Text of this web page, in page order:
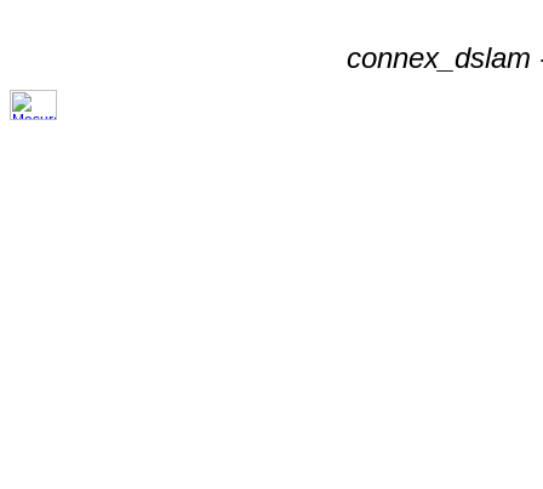
connex_dslam